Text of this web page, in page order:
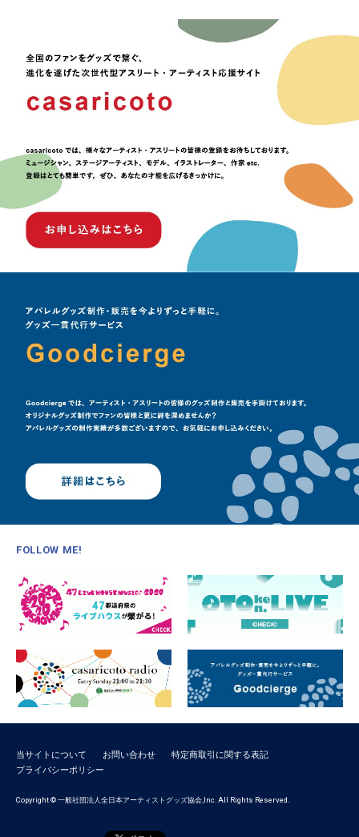
FOLLOW ME!
当サイトについて お問い合わせ
特定商取引に関する表記
プライバシーポリシー
Copyright © 一般社団法人全日本アーティストグッズ協会,Inc. All Rights Reserved.